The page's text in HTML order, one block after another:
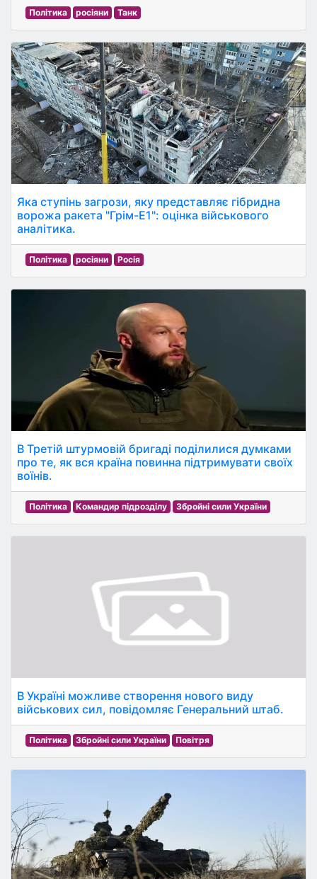
Політика росіяни Танк
Яка ступінь загрози, яку представляє гібридна
ворожа ракета "Грім-Е1": оцінка військового
аналітика.
Політика росіяни Росія
В Третій штурмовій бригаді поділилися думками
про те, як вся країна повинна підтримувати своїх
воїнів.
Політика Командир підрозділу Збройні сили України
В Україні можливе створення нового виду
військових сил, повідомляє Генеральний штаб.
Політика Збройні сили України Повітря